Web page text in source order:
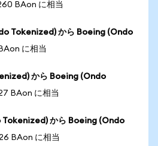
BAon に相当
Tokenized) から Boeing (Ondo
に相当
から Boeing (Ondo
BAon に相当
から Boeing (Ondo
BAon に相当